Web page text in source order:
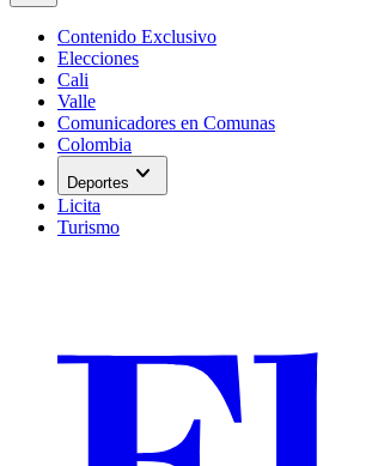
Contenido Exclusivo
Elecciones
Cali
Valle
Comunicadores en Comunas
Colombia
Deportes expand_more
Licita
Turismo